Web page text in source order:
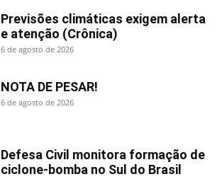
Previsões climáticas exigem alerta
e atenção (Crônica)
6 de agosto de 2026
NOTA DE PESAR!
6 de agosto de 2026
Defesa Civil monitora formação de
ciclone-bomba no Sul do Brasil